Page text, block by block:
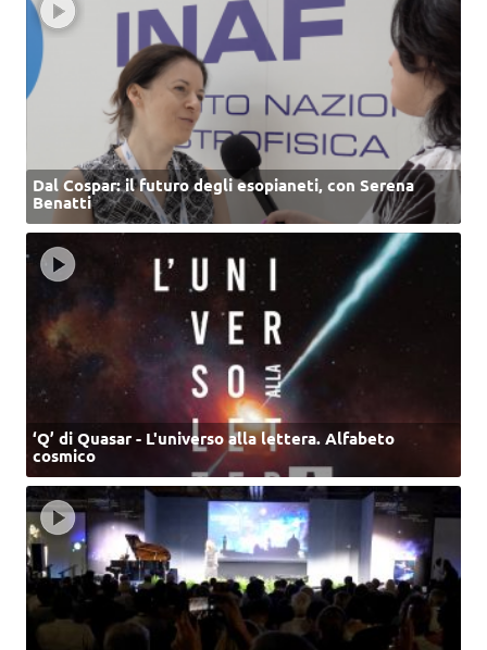
Dal Cospar: il futuro degli esopianeti, con Serena
Benatti
‘Q’ di Quasar - L'universo alla lettera. Alfabeto
cosmico